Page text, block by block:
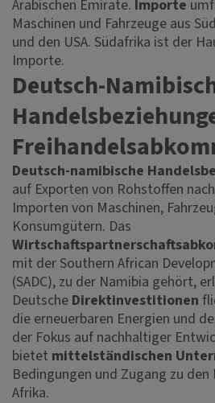
Arabischen Emirate. Importe
Maschinen und Fahrzeuge aus
und den USA. Südafrika ist der
Importe.
Deutsch-
Deutsch-namibische
auf Exporten von Rohstoffen
Importen von Maschinen,
Konsumgütern. Das
mit der Southern African
(SADC), zu der Namibia gehört,
Deutsche Direktinvestitionen
die erneuerbaren Energien und
der Fokus auf nachhaltiger
bietet mittelständischen
Bedingungen und Zugang zu
Afrika.